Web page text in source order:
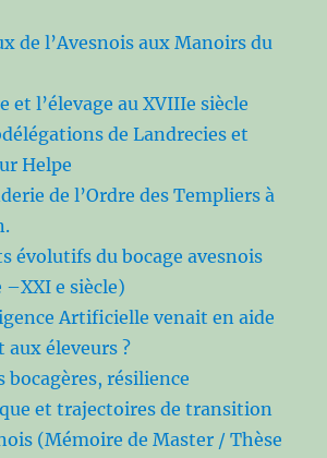
de l’Avesnois aux Manoirs du
et l’élevage au XVIIIe siècle
de Landrecies et
Helpe
de l’Ordre des Templiers à
évolutifs du bocage avesnois
–XXI e siècle)
Artificielle venait en aide
aux éleveurs ?
bocagères, résilience
et trajectoires de transition
(Mémoire de Master / Thèse